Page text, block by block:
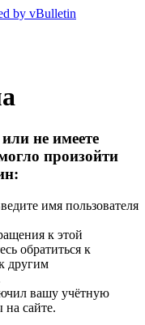
не имеете
произойти
имя пользователя
к этой
обратиться к
другим
вашу учётную
сайте.